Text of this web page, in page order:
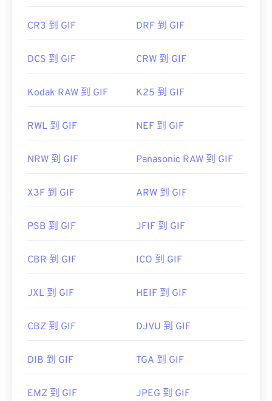
CR3 到 GIF DRF 到 GIF
DCS 到 GIF CRW 到 GIF
Kodak RAW 到 GIF K25 到 GIF
RWL 到 GIF NEF 到 GIF
NRW 到 GIF Panasonic RAW 到 GIF
X3F 到 GIF ARW 到 GIF
PSB 到 GIF JFIF 到 GIF
CBR 到 GIF ICO 到 GIF
JXL 到 GIF HEIF 到 GIF
CBZ 到 GIF DJVU 到 GIF
DIB 到 GIF TGA 到 GIF
EMZ 到 GIF JPEG 到 GIF